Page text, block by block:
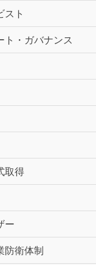
スト
ト・ガバナンス
取得
ー
防衛体制